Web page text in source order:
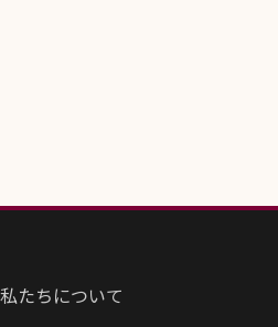
私たちについて